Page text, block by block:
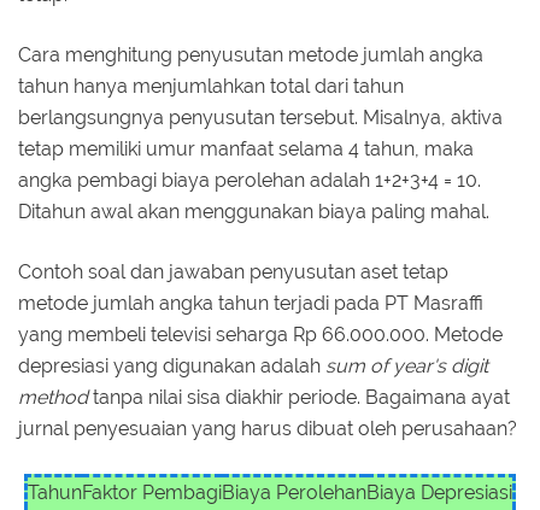
Cara menghitung penyusutan metode jumlah angka
tahun hanya menjumlahkan total dari tahun
berlangsungnya penyusutan tersebut. Misalnya, aktiva
tetap memiliki umur manfaat selama 4 tahun, maka
angka pembagi biaya perolehan adalah 1+2+3+4 = 10.
Ditahun awal akan menggunakan biaya paling mahal.
Contoh soal dan jawaban penyusutan aset tetap
metode jumlah angka tahun terjadi pada PT Masraffi
yang membeli televisi seharga Rp 66.000.000. Metode
depresiasi yang digunakan adalah sum of year's digit
methodtanpa nilai sisa diakhir periode. Bagaimana ayat
jurnal penyesuaian yang harus dibuat oleh perusahaan?
TahunFaktor PembagiBiaya PerolehanBiaya Depresiasi